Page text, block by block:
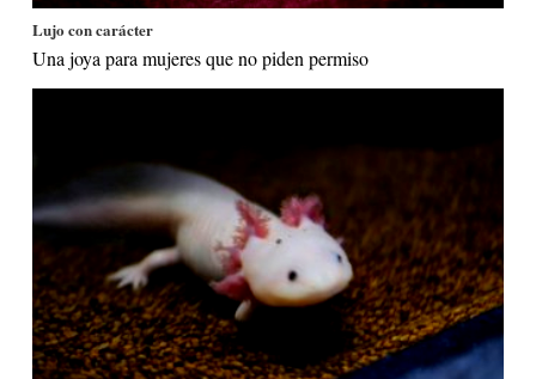
Lujo con carácter
Una joya para mujeres que no piden permiso